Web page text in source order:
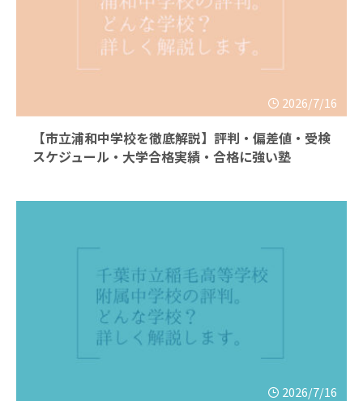
2026/7/16
【市立浦和中学校を徹底解説】評判・偏差値・受検
スケジュール・大学合格実績・合格に強い塾
2026/7/16